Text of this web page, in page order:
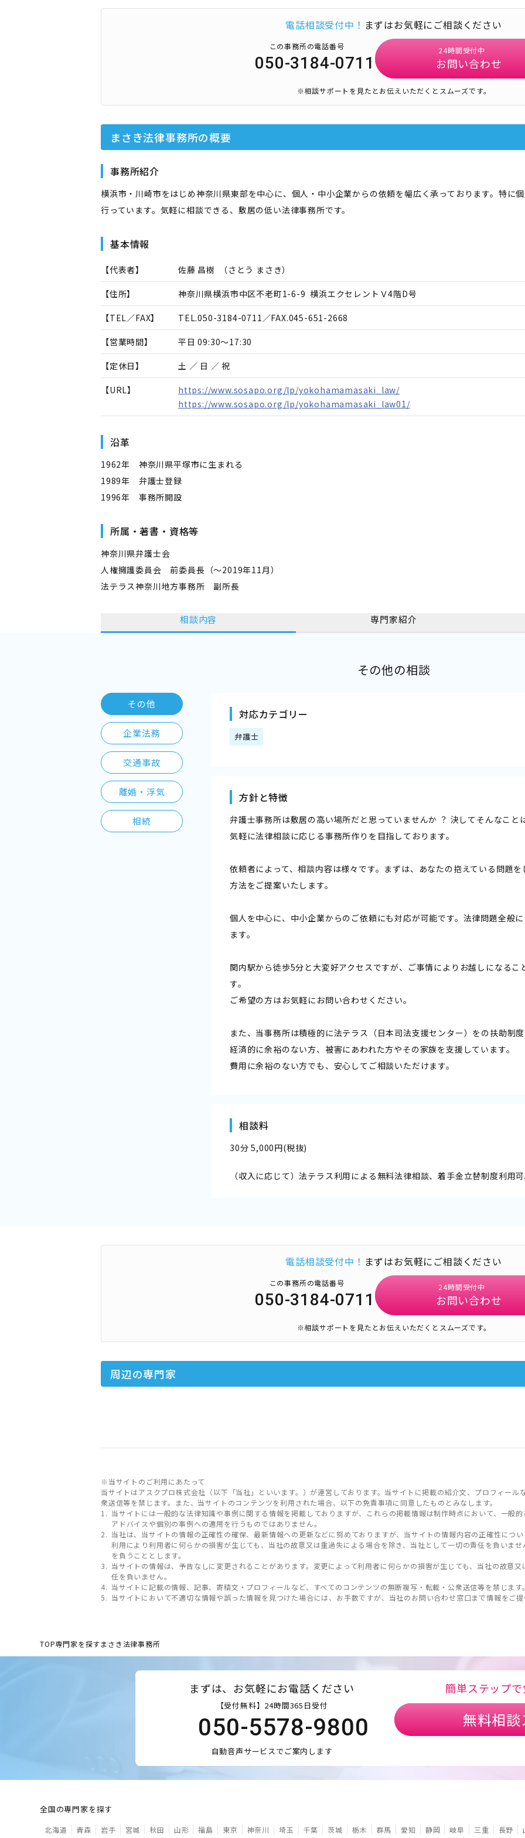
電話相談受付中！ まずはお気軽にご相談ください
この事務所の電話番号
050-3184-0711
24時間受付中
お問い合わせ
※相談サポートを見たとお伝えいただくとスムーズです。
まさき法律事務所の概要
事務所紹介
横浜市・川崎市をはじめ神奈川県東部を中心に、個人・中小企業からの依頼を幅広く承っております。特に
行っています。気軽に相談できる、敷居の低い法律事務所です。
基本情報
【代表者】 佐藤 昌樹 （さとう まさき）
【住所】 神奈川県横浜市中区不老町1-6-9 横浜エクセレントＶ4階D号
【TEL／FAX】 TEL.050-3184-0711／FAX.045-651-2668
【営業時間】 平日 09:30～17:30
【定休日】 土 ／ 日 ／ 祝
【URL】
https://www.sosapo.org/lp/yokohamamasaki_law/
https://www.sosapo.org/lp/yokohamamasaki_law01/
沿革
1962年 神奈川県平塚市に生まれる
1989年 弁護士登録
1996年 事務所開設
所属・著書・資格等
神奈川県弁護士会
人権擁護委員会 前委員長（～2019年11月）
法テラス神奈川地方事務所 副所長
相談内容 専門家紹介
その他の相談
その他
企業法務
交通事故
離婚・浮気
相続
対応カテゴリー
弁護士
方針と特徴
弁護士事務所は敷居の高い場所だと思っていませんか ？ 決してそんなこと
気軽に法律相談に応じる事務所作りを目指しております。
依頼者によって、相談内容は様々です。まずは、あなたの抱えている問題
方法をご提案いたします。
個人を中心に、中小企業からのご依頼にも対応が可能です。法律問題全般
ます。
関内駅から徒歩5分と大変好アクセスですが、ご事情によりお越しになる
す。
ご希望の方はお気軽にお問い合わせください。
また、当事務所は積極的に法テラス（日本司法支援センター）をの扶助制
経済的に余裕のない方、被害にあわれた方やその家族を支援しています。
費用に余裕のない方でも、安心してご相談いただけます。
相談料
30分 5,000円(税抜)
（収入に応じて）法テラス利用による無料法律相談、着手金立替制度利用
電話相談受付中！ まずはお気軽にご相談ください
この事務所の電話番号
050-3184-0711
24時間受付中
お問い合わせ
※相談サポートを見たとお伝えいただくとスムーズです。
周辺の専門家
※当サイトのご利用にあたって
当サイトはアスクプロ株式会社（以下「当社」といいます。）が運営しております。当サイトに掲載の紹介文、プロフィール
衆送信等を禁じます。また、当サイトのコンテンツを利用された場合、以下の免責事項に同意したものとみなします。
当サイトには一般的な法律知識や事例に関する情報を掲載しておりますが、これらの掲載情報は制作時点において、一般
アドバイスや個別の事例への適用を行うものではありません。
当社は、当サイトの情報の正確性の確保、最新情報への更新などに努めておりますが、当サイトの情報内容の正確性につ
利用により利用者に何らかの損害が生じても、当社の故意又は重過失による場合を除き、当社として一切の責任を負いま
を負うこととします。
当サイトの情報は、予告なしに変更されることがあります。変更によって利用者に何らかの損害が生じても、当社の故意
任を負いません。
当サイトに記載の情報、記事、寄稿文・プロフィールなど、すべてのコンテンツの無断複写・転載・公衆送信等を禁じます
当サイトにおいて不適切な情報や誤った情報を見つけた場合には、お手数ですが、当社のお問い合わせ窓口まで情報をご
TOP専門家を探すまさき法律事務所
まずは、お気軽にお電話ください
【受付無料】24時間365日受付
050-5578-9800
自動音声サービスでご案内します
簡単ステップ
無料相
全国の専門家を探す
北海道 青森 岩手 宮城 秋田 山形 福島 東京 神奈川 埼玉 千葉 茨城 栃木 群馬 愛知 静岡 岐阜 三重 長野